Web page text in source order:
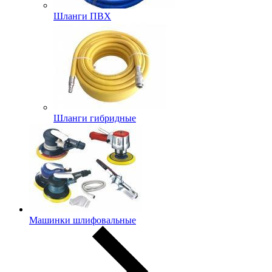
Шланги ПВХ
Шланги гибридные
Машинки шлифовальные